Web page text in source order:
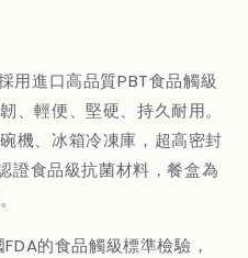
用進口高品質PBT食品觸級
、輕便、堅硬、持久耐用。
機、冰箱冷凍庫，超高密封
證食品級抗菌材料，餐盒為
的食品觸級標準檢驗，